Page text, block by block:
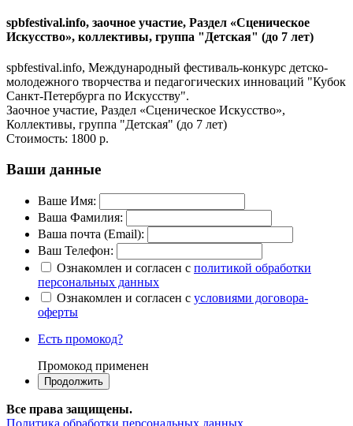
spbfestival.info, заочное участие, Раздел «Сценическое
Искусство», коллективы, группа "Детская" (до 7 лет)
spbfestival.info, Международный фестиваль-конкурс детско-
молодежного творчества и педагогических инноваций "Кубок
Санкт-Петербурга по Искусству".
Заочное участие, Раздел «Сценическое Искусство»,
Коллективы, группа "Детская" (до 7 лет)
Стоимость: 1800 р.
Ваши данные
Ваше Имя:
Ваша Фамилия:
Ваша почта (Email):
Ваш Телефон:
Ознакомлен и согласен с политикой обработки
персональных данных
Ознакомлен и согласен с условиями договора-
оферты
Есть промокод?
Промокод применен
Все права защищены.
Политика обработки персональных данных